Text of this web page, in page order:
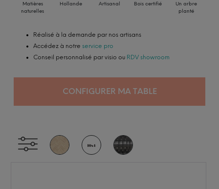
Matières
naturelles
Hollande Artisanal Bois certifié
Un arbre
planté
Réalisé à la demande par nos artisans
Accédez à notre service pro
Conseil personnalisé par visio ou RDV showroom
CONFIGURER MA TABLE